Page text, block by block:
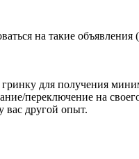
на такие объявления
для получения
переключение на
другой опыт.